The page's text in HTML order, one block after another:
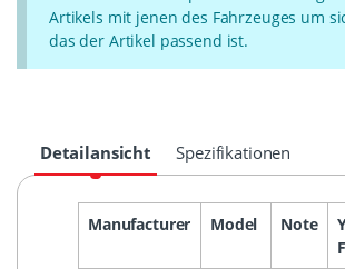
Artikels mit jenen des Fahrzeuges um
das der Artikel passend ist.
Detailansicht Spezifikationen
Manufacturer Model Note